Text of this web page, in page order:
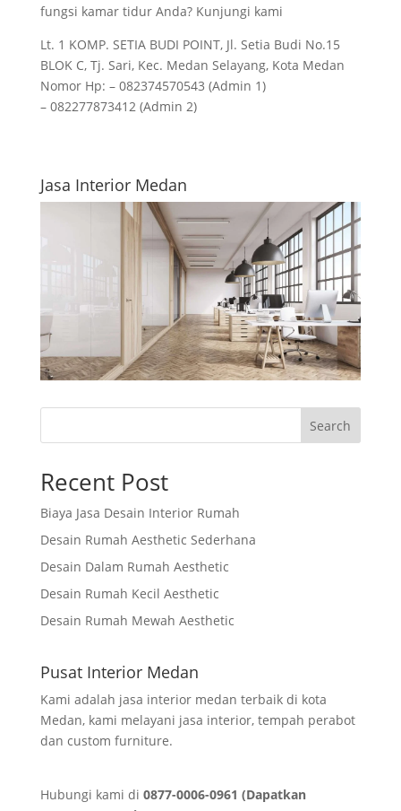
fungsi kamar tidur Anda? Kunjungi kami
Lt. 1 KOMP. SETIA BUDI POINT, Jl. Setia Budi No.15
BLOK C, Tj. Sari, Kec. Medan Selayang, Kota Medan
Nomor Hp: – 082374570543 (Admin 1)
– 082277873412 (Admin 2)
Jasa Interior Medan
Search
Recent Post
Biaya Jasa Desain Interior Rumah
Desain Rumah Aesthetic Sederhana
Desain Dalam Rumah Aesthetic
Desain Rumah Kecil Aesthetic
Desain Rumah Mewah Aesthetic
Pusat Interior Medan
Kami adalah jasa interior medan terbaik di kota
Medan, kami melayani jasa interior, tempah perabot
dan custom furniture.
Hubungi kami di 0877-0006-0961 (Dapatkan